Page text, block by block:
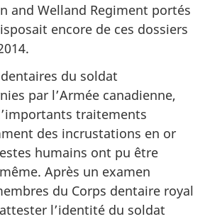
and Welland Regiment portés
encore de ces dossiers
du soldat
par l’Armée canadienne,
traitements
des incrustations en or
humains ont pu être
Après un examen
du Corps dentaire royal
l’identité du soldat